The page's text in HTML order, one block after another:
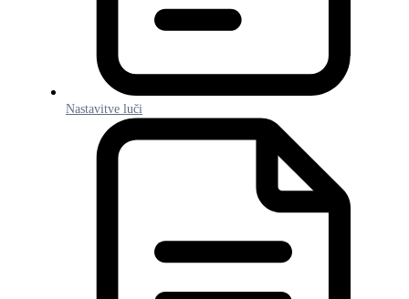
Nastavitve luči